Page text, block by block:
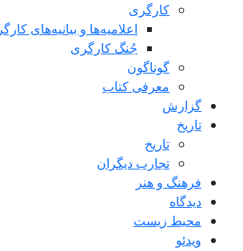
کارگری
اعلامیه‌ها و بیانیه‌های کارگری
جُنگ کارگری
گوناگون
معرفی کتاب
گزارش
تاریخ
تاريخ
تجارب ديگران
فرهنگ و هنر
دیدگاه
محیط زیست
ویدئو